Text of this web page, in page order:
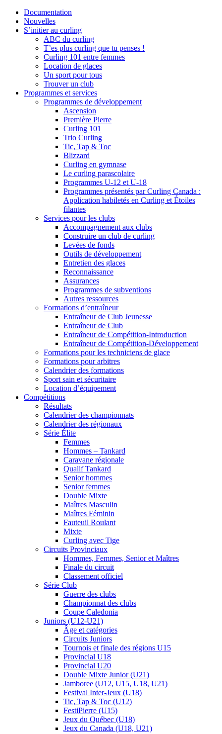
Documentation
Nouvelles
S’initier au curling
ABC du curling
T’es plus curling que tu penses !
Curling 101 entre femmes
Location de glaces
Un sport pour tous
Trouver un club
Programmes et services
Programmes de développement
Ascension
Première Pierre
Curling 101
Trio Curling
Tic, Tap & Toc
Blizzard
Curling en gymnase
Le curling parascolaire
Programmes U-12 et U-18
Programmes présentés par Curling Canada :
Application habiletés en Curling et Étoiles
filantes
Services pour les clubs
Accompagnement aux clubs
Construire un club de curling
Levées de fonds
Outils de développement
Entretien des glaces
Reconnaissance
Assurances
Programmes de subventions
Autres ressources
Formations d’entraîneur
Entraîneur de Club Jeunesse
Entraîneur de Club
Entraîneur de Compétition-Introduction
Entraîneur de Compétition-Développement
Formations pour les techniciens de glace
Formations pour arbitres
Calendrier des formations
Sport sain et sécuritaire
Location d’équipement
Compétitions
Résultats
Calendrier des championnats
Calendrier des régionaux
Série Élite
Femmes
Hommes – Tankard
Caravane régionale
Qualif Tankard
Senior hommes
Senior femmes
Double Mixte
Maîtres Masculin
Maîtres Féminin
Fauteuil Roulant
Mixte
Curling avec Tige
Circuits Provinciaux
Hommes, Femmes, Senior et Maîtres
Finale du circuit
Classement officiel
Série Club
Guerre des clubs
Championnat des clubs
Coupe Caledonia
Juniors (U12-U21)
Âge et catégories
Circuits Juniors
Tournois et finale des régions U15
Provincial U18
Provincial U20
Double Mixte Junior (U21)
Jamboree (U12, U15, U18, U21)
Festival Inter-Jeux (U18)
Tic, Tap & Toc (U12)
FestiPierre (U15)
Jeux du Québec (U18)
Jeux du Canada (U18, U21)